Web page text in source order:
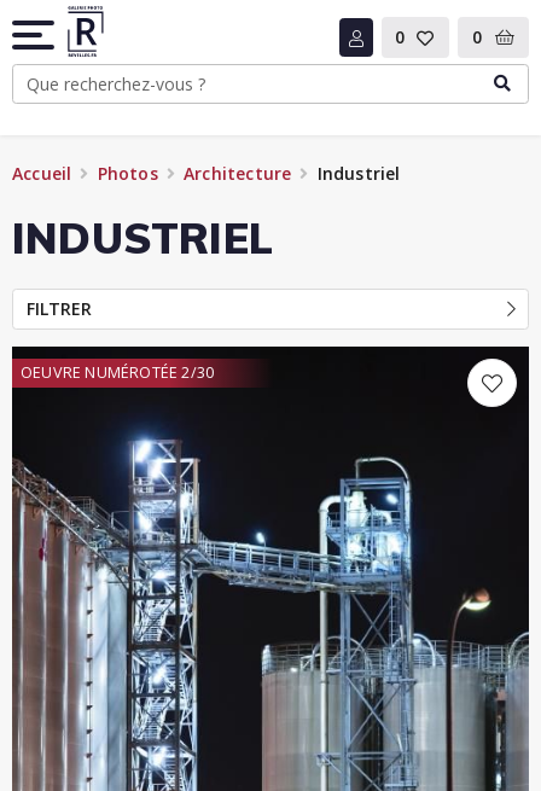
0 0
Accueil Photos Architecture Industriel
INDUSTRIEL
FILTRER
OEUVRE NUMÉROTÉE 2/30